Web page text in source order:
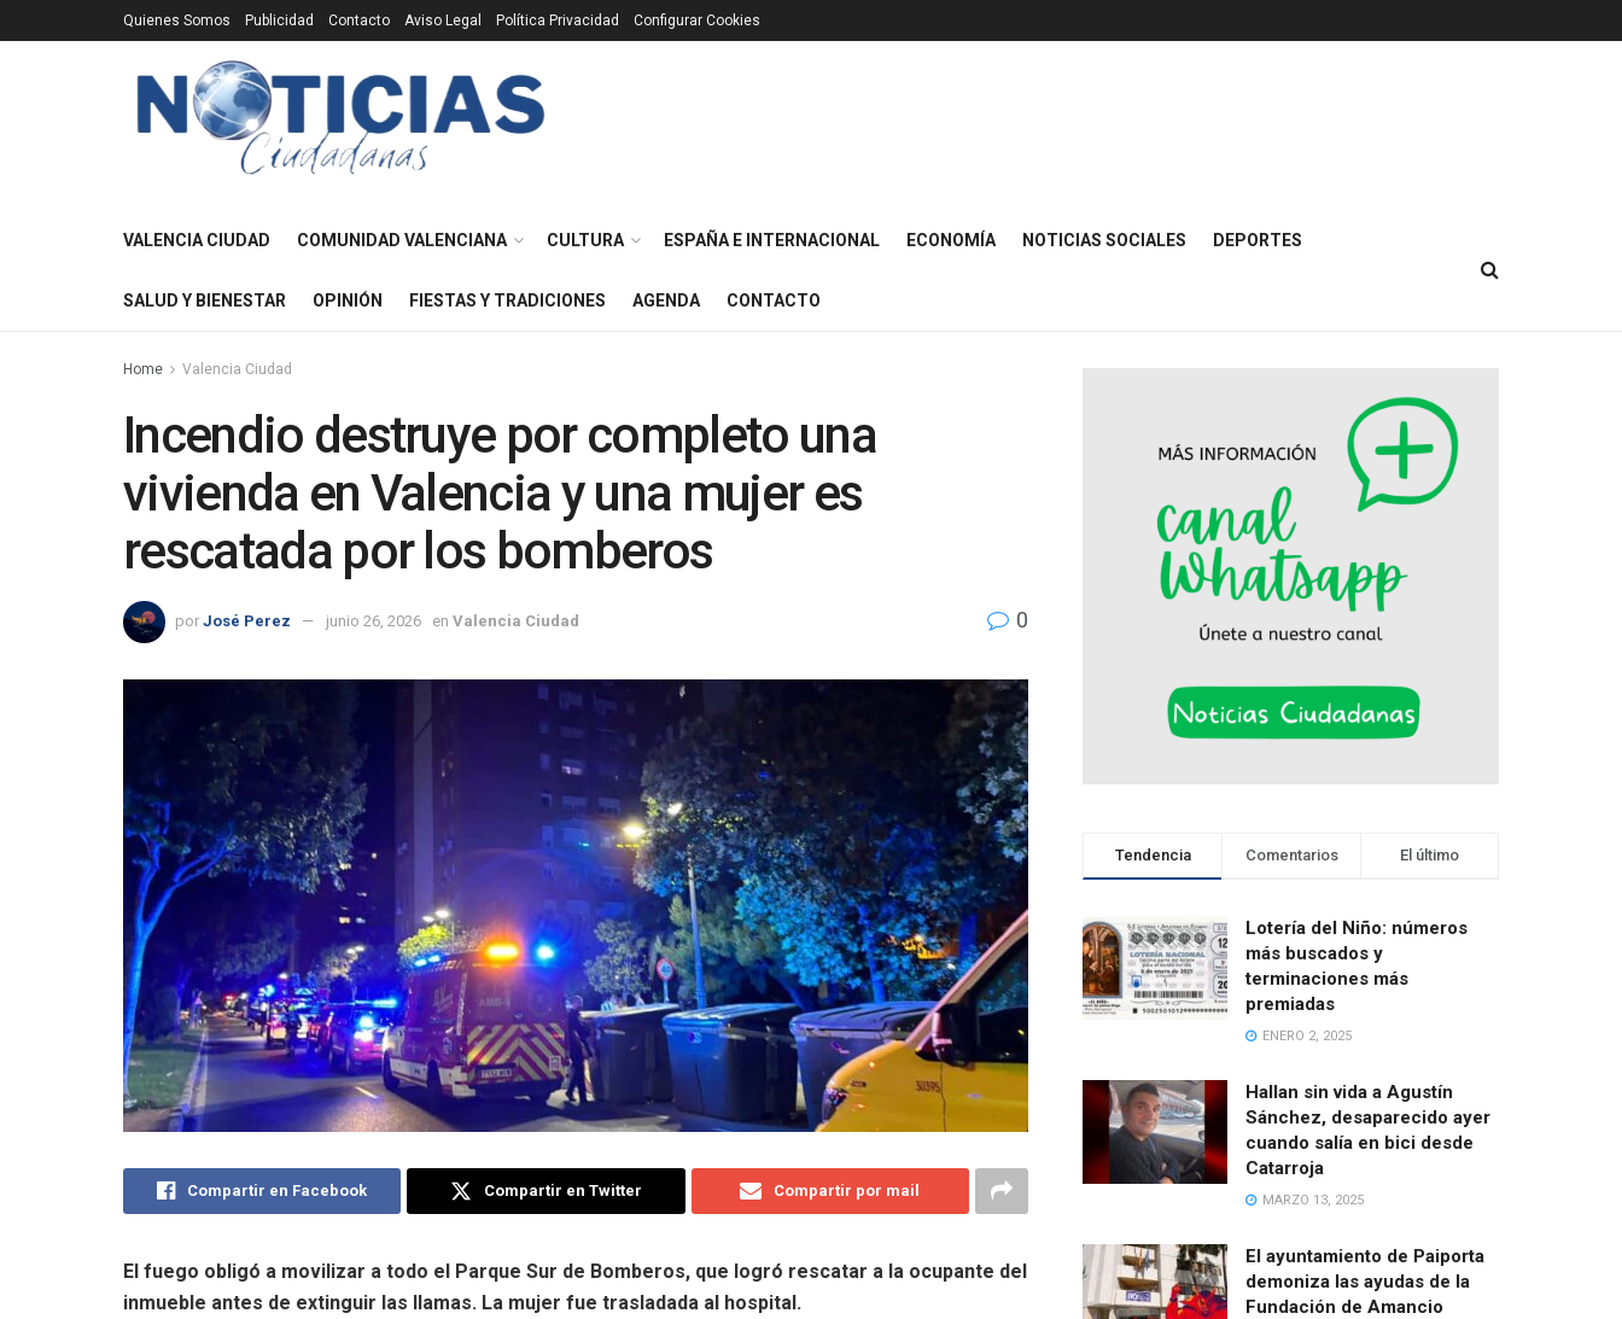
Quienes Somos Publicidad Contacto Aviso Legal Política Privacidad Configurar Cookies
VALENCIA CIUDAD COMUNIDAD VALENCIANA CULTURA ESPAÑA E INTERNACIONAL ECONOMÍA NOTICIAS SOCIALES DEPORTES
SALUD Y BIENESTAR OPINIÓN FIESTAS Y TRADICIONES AGENDA CONTACTO
Home Valencia Ciudad
Incendio destruye por completo una
vivienda en Valencia y una mujer es
rescatada por los bomberos
por José Perez junio 26, 2026 en Valencia Ciudad 0
Compartir en Facebook Compartir en Twitter Compartir por mail
El fuego obligó a movilizar a todo el Parque Sur de Bomberos, que logró rescatar a la ocupante del
inmueble antes de extinguir las llamas. La mujer fue trasladada al hospital.
Tendencia Comentarios El último
Lotería del Niño: números
más buscados y
terminaciones más
premiadas
ENERO 2, 2025
Hallan sin vida a Agustín
Sánchez, desaparecido ayer
cuando salía en bici desde
Catarroja
MARZO 13, 2025
El ayuntamiento de Paiporta
demoniza las ayudas de la
Fundación de Amancio